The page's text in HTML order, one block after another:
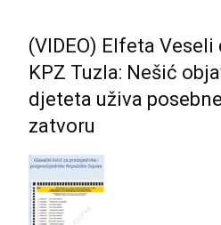
(VIDEO) Elfeta
KPZ Tuzla: Nešić
djeteta uživa
zatvoru